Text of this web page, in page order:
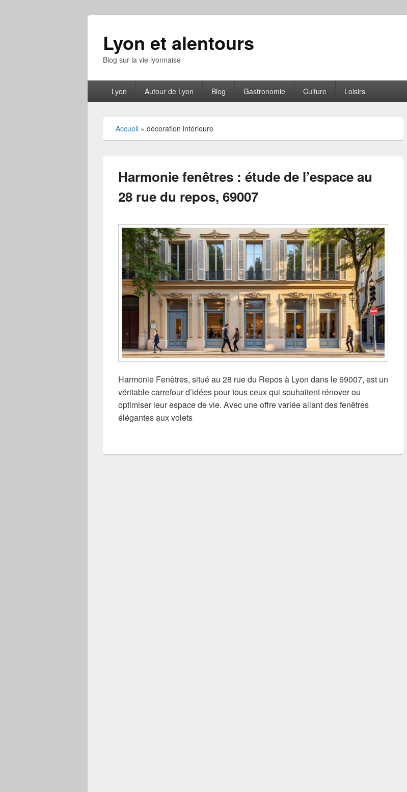
Lyon et alentours
Blog sur la vie lyonnaise
principalLyon Autour de Lyon Blog Gastronomie Culture Loisirs
Accueil » décoration intérieure
Harmonie fenêtres : étude de l’espace au
28 rue du repos, 69007
Harmonie Fenêtres, situé au 28 rue du Repos à Lyon dans le 69007, est un
véritable carrefour d’idées pour tous ceux qui souhaitent rénover ou
optimiser leur espace de vie. Avec une offre variée allant des fenêtres
élégantes aux volets